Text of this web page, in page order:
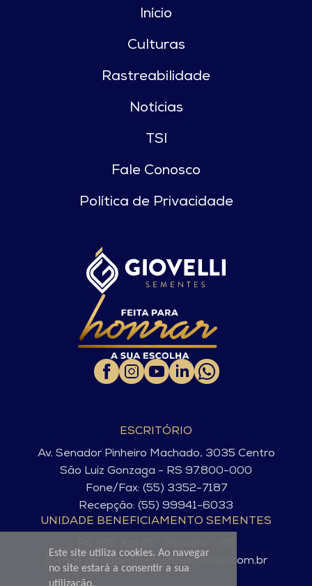
Este site utiliza cookies. Ao navegar
no site estará a consentir a sua
Início
Culturas
Rastreabilidade
Notícias
TSI
Fale Conosco
Política de Privacidade
ESCRITÓRIO
Av. Senador Pinheiro Machado, 3035 Centro
São Luiz Gonzaga - RS 97.800-000
Fone/Fax: (55) 3352-7187
Recepção: (55) 99941-6033
UNIDADE BENEFICIAMENTO SEMENTES
E-mail: unidade@sementesgiovelli.com.br